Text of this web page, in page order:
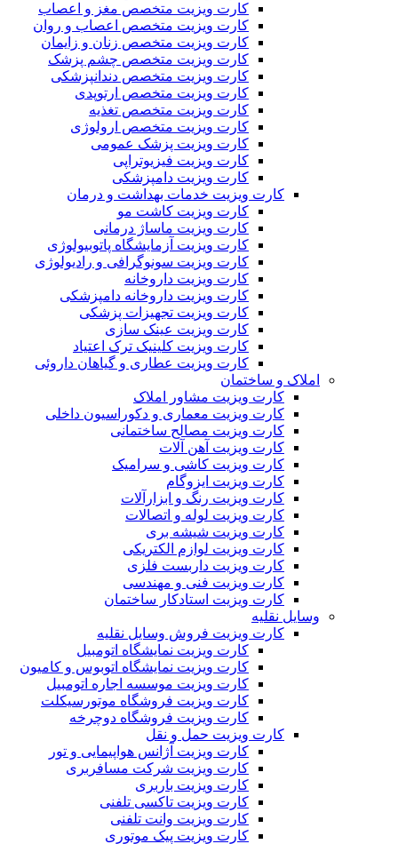
کارت ویزیت متخصص مغز و اعصاب
کارت ویزیت متخصص اعصاب و روان
کارت ویزیت متخصص زنان و زایمان
کارت ویزیت متخصص چشم پزشک
کارت ویزیت متخصص دندانپزشکی
کارت ویزیت متخصص ارتوپدی
کارت ویزیت متخصص تغذیه
کارت ویزیت متخصص ارولوژی
کارت ویزیت پزشک عمومی
کارت ویزیت فیزیوتراپی
کارت ویزیت دامپزشکی
کارت ویزیت خدمات بهداشت و درمان
کارت ویزیت کاشت مو
کارت ویزیت ماساژ درمانی
کارت ویزیت آزمایشگاه پاتوبیولوژی
کارت ویزیت سونوگرافی و رادیولوژی
کارت ویزیت داروخانه
کارت ویزیت داروخانه دامپزشکی
کارت ویزیت تجهیزات پزشکی
کارت ویزیت عینک سازی
کارت ویزیت کلینیک ترک اعتیاد
کارت ویزیت عطاری و گیاهان داروئی
املاک و ساختمان
کارت ویزیت مشاور املاک
کارت ویزیت معماری و دکوراسیون داخلی
کارت ویزیت مصالح ساختمانی
کارت ویزیت آهن آلات
کارت ویزیت کاشی و سرامیک
کارت ویزیت ایزوگام
کارت ویزیت رنگ و ابزارآلات
کارت ویزیت لوله و اتصالات
کارت ویزیت شیشه بری
کارت ویزیت لوازم الکتریکی
کارت ویزیت داربست فلزی
کارت ویزیت فنی و مهندسی
کارت ویزیت استادکار ساختمان
وسایل نقلیه
کارت ویزیت فروش وسایل نقلیه
کارت ویزیت نمایشگاه اتومبیل
کارت ویزیت نمایشگاه اتوبوس و کامیون
کارت ویزیت موسسه اجاره اتومبیل
کارت ویزیت فروشگاه موتورسیکلت
کارت ویزیت فروشگاه دوچرخه
کارت ویزیت حمل و نقل
کارت ویزیت آژانس هواپیمایی و تور
کارت ویزیت شرکت مسافربری
کارت ویزیت باربری
کارت ویزیت تاکسی تلفنی
کارت ویزیت وانت تلفنی
کارت ویزیت پیک موتوری